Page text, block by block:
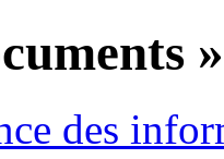
»
des